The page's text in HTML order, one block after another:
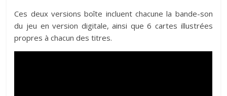
Ces deux versions boîte incluent chacune la bande-son
du jeu en version digitale, ainsi que 6 cartes illustrées
propres à chacun des titres.